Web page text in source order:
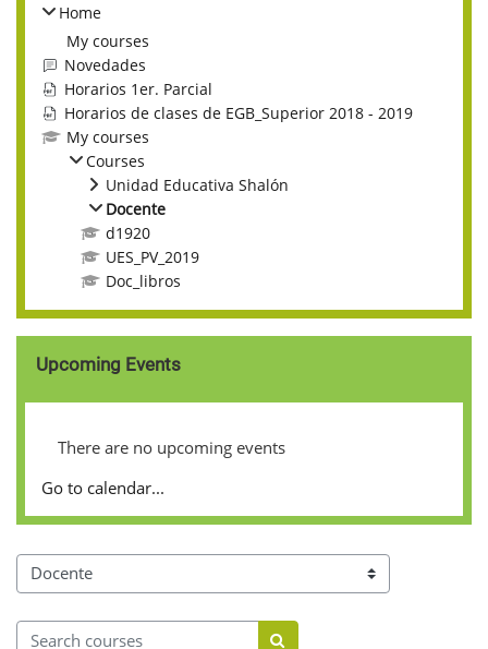
Home
My courses
Novedades
Horarios 1er. Parcial
Horarios de clases de EGB_Superior 2018 - 2019
My courses
Courses
Unidad Educativa Shalón
Docente
d1920
UES_PV_2019
Doc_libros
Upcoming Events
There are no upcoming events
Go to calendar...
Course categories
Search courses